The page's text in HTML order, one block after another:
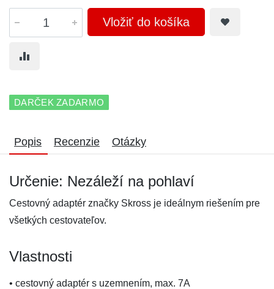
Vložiť do košíka
DARČEK ZADARMO
Popis Recenzie Otázky
Určenie: Nezáleží na pohlaví
Cestovný adaptér značky Skross je ideálnym riešením pre
všetkých cestovateľov.
Vlastnosti
• cestovný adaptér s uzemnením, max. 7A